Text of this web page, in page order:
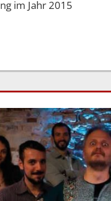
im Jahr 2015